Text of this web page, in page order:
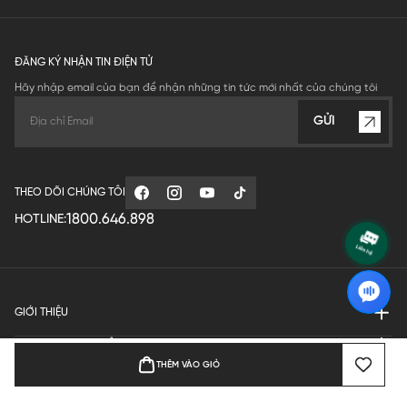
THÊM VÀO GIỎ
ĐĂNG KÝ NHẬN TIN ĐIỆN TỬ
Hãy nhập email của bạn để nhận những tin tức mới nhất của chúng tôi
GỬI
THEO DÕI CHÚNG TÔI
HOTLINE:1800.646.898
GIỚI THIỆU
QUY ĐỊNH HOẠT ĐỘNG